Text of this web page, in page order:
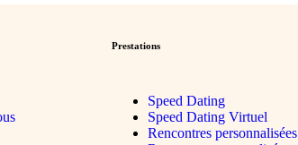
Prestations
Speed Dating
Speed Dating Virtuel
Rencontres personnalisées